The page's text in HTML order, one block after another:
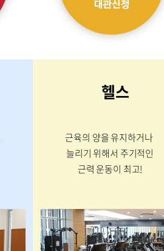
헬스
근육의 양을 유지하거나
늘리기 위해서 주기적인
근력 운동이 최고!